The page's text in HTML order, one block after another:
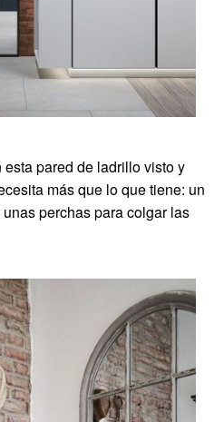
pared de ladrillo visto y
más que lo que tiene: un
perchas para colgar las